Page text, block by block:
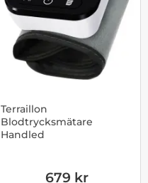
Terraillon
Blodtrycksmätare
Handled
679 kr